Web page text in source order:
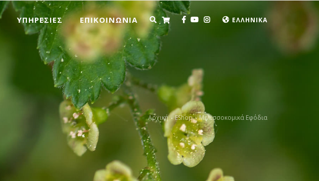
ΕΛΛΗΝΙΚΑ
ΥΠΗΡΕΣΙΕΣ ΕΠΙΚΟΙΝΩΝΙΑ
Αρχική EShop Μελισσοκομικά Εφόδια